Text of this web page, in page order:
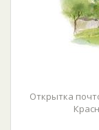
Открытка